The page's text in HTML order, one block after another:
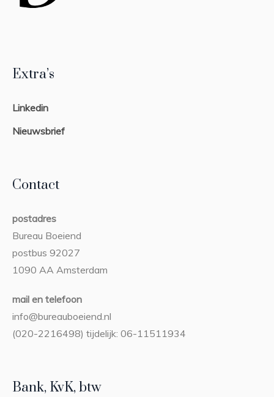
Extra’s
Linkedin
Nieuwsbrief
Contact
postadres
Bureau Boeiend
postbus 92027
1090 AA Amsterdam
mail en telefoon
info@bureauboeiend.nl
(020-2216498) tijdelijk: 06-11511934
Bank, KvK, btw